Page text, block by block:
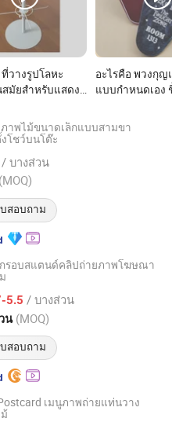
วางรูปโลหะ
มัยสำหรับแสดง
อะไรคือ พวงกุ
แบบกำหนดเอง
ละครการ์ตูนโอ
าพไม้ขนาดเล็กแบบสามขา
โชว์บนโต๊ะ
/ บางส่วน
(MOQ)
สอบถาม
Co., Ltd.
าจาก 2025
รอบสแตนด์คลิปถ่ายภาพโฆษณา
5.5 / บางส่วน
น (MOQ)
สอบถาม
าจาก 2016
เมนูภาพถ่ายแท่นวาง